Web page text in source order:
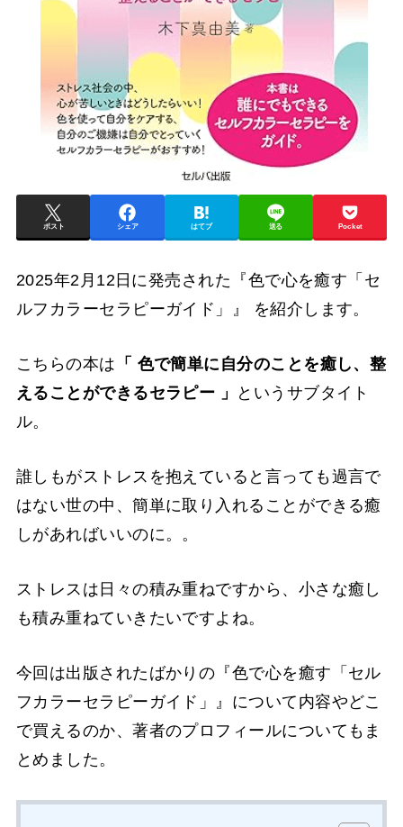
ポスト シェア はてブ 送る Pocket
2025年2月12日に発売された『色で心を癒す「セ
ルフカラーセラピーガイド」』 を紹介します。
こちらの本は 「 色で簡単に自分のことを癒し、整
えることができるセラピー 」
というサブタイト
ル。
誰しもがストレスを抱えていると言っても過言で
はない世の中、簡単に取り入れることができる癒
しがあればいいのに。。
ストレスは日々の積み重ねですから、小さな癒し
も積み重ねていきたいですよね。
今回は出版されたばかりの『色で心を癒す「セル
フカラーセラピーガイド」』について内容やどこ
で買えるのか、著者のプロフィールについてもま
とめました。